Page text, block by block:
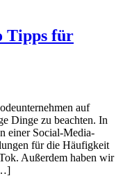
Tipps für
auf
Dinge zu beachten. In
einer Social-Media-
für die Häufigkeit
Außerdem haben wir